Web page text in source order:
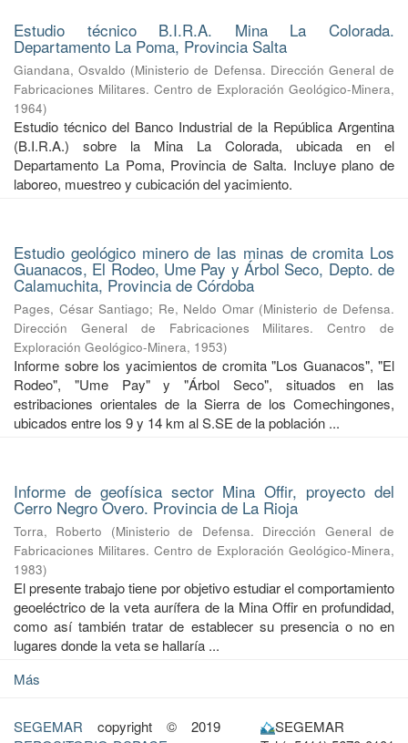
Estudio técnico B.I.R.A. Mina La Colorada.
Departamento La Poma, Provincia Salta
Giandana, Osvaldo (Ministerio de Defensa. Dirección General de
Fabricaciones Militares. Centro de Exploración Geológico-Minera,
1964)
Estudio técnico del Banco Industrial de la República Argentina
(B.I.R.A.) sobre la Mina La Colorada, ubicada en el
Departamento La Poma, Provincia de Salta. Incluye plano de
laboreo, muestreo y cubicación del yacimiento.
Estudio geológico minero de las minas de cromita Los
Guanacos, El Rodeo, Ume Pay y Árbol Seco, Depto. de
Calamuchita, Provincia de Córdoba
Pages, César Santiago; Re, Neldo Omar (Ministerio de Defensa.
Dirección General de Fabricaciones Militares. Centro de
Exploración Geológico-Minera, 1953)
Informe sobre los yacimientos de cromita "Los Guanacos", "El
Rodeo", "Ume Pay" y "Árbol Seco", situados en las
estribaciones orientales de la Sierra de los Comechingones,
ubicados entre los 9 y 14 km al S.SE de la población ...
Informe de geofísica sector Mina Offir, proyecto del
Cerro Negro Overo. Provincia de La Rioja
Torra, Roberto (Ministerio de Defensa. Dirección General de
Fabricaciones Militares. Centro de Exploración Geológico-Minera,
1983)
El presente trabajo tiene por objetivo estudiar el comportamiento
geoeléctrico de la veta aurífera de la Mina Offir en profundidad,
como así también tratar de establecer su presencia o no en
lugares donde la veta se hallaría ...
Más
SEGEMAR copyright © 2019
SEGEMAR